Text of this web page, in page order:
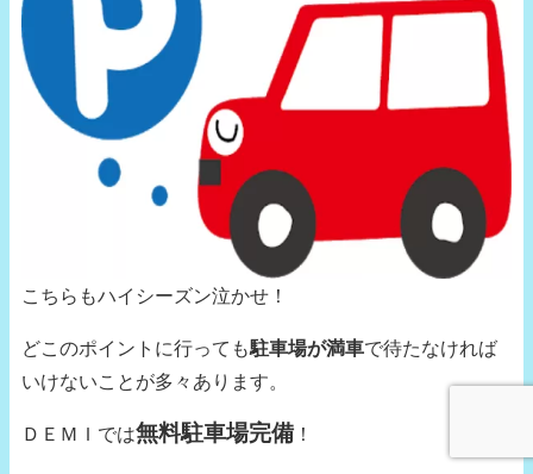
こちらもハイシーズン泣かせ！
どこのポイントに行っても駐車場が満車で待たなければ
いけないことが多々あります。
ＤＥＭＩでは無料駐車場完備 ！